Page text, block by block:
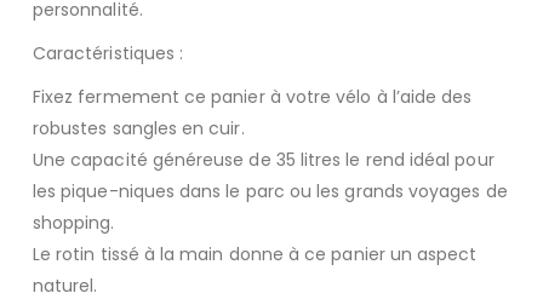
personnalité.
Caractéristiques :
Fixez fermement ce panier à votre vélo à l’aide des
robustes sangles en cuir.
Une capacité généreuse de 35 litres le rend idéal pour
les pique-niques dans le parc ou les grands voyages de
shopping.
Le rotin tissé à la main donne à ce panier un aspect
naturel.